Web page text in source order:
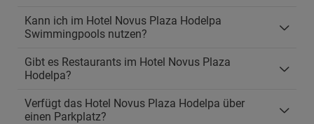
Kann ich im Hotel Novus Plaza Hodelpa
Swimmingpools nutzen?
Gibt es Restaurants im Hotel Novus Plaza
Hodelpa?
Verfügt das Hotel Novus Plaza Hodelpa über
einen Parkplatz?